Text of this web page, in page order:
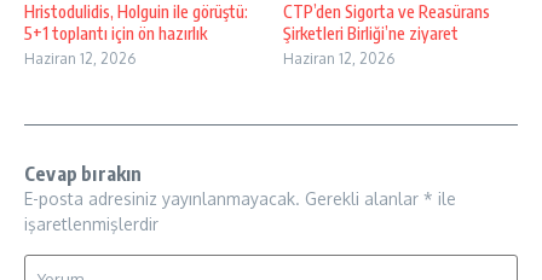
Hristodulidis, Holguin ile görüştü:
5+1 toplantı için ön hazırlık
Haziran 12, 2026
CTP’den Sigorta ve Reasürans
Şirketleri Birliği’ne ziyaret
Haziran 12, 2026
Cevap bırakın
E-posta adresiniz yayınlanmayacak. Gerekli alanlar * ile
işaretlenmişlerdir